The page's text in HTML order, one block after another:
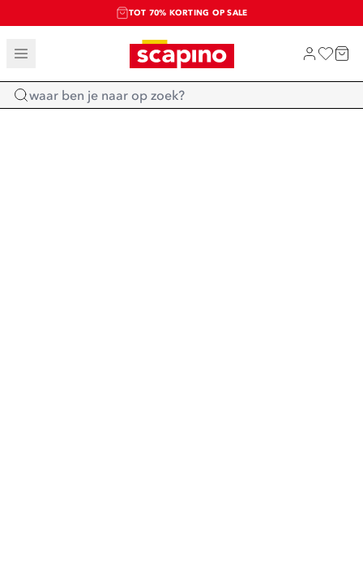
TOT 70% KORTING OP SALE
SALE: LAATSTE KANS!
SHOP NIEUW
Home